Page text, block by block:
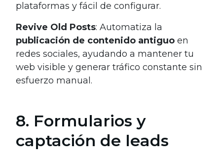
plataformas y fácil de configurar.
Revive Old Posts: Automatiza la
publicación de contenido antiguo en
redes sociales, ayudando a mantener tu
web visible y generar tráfico constante sin
esfuerzo manual.
8. Formularios y
captación de leads